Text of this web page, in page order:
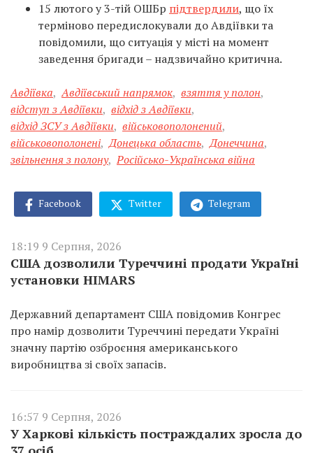
15 лютого у 3-тій ОШБр підтвердили, що їх
терміново передислокували до Авдіївки та
повідомили, що ситуація у місті на момент
заведення бригади – надзвичайно критична.
Авдіївка, Авдіївський напрямок, взяття у полон,
відступ з Авдіївки, відхід з Авдіївки,
відхід ЗСУ з Авдіївки, військовополонений,
військовополонені, Донецька область, Донеччина,
звільнення з полону, Російсько-Українська війна
Facebook Twitter Telegram
18:19 9 Серпня, 2026
США дозволили Туреччині продати Україні
установки HIMARS
Державний департамент США повідомив Конгрес
про намір дозволити Туреччині передати Україні
значну партію озброєння американського
виробництва зі своїх запасів.
16:57 9 Серпня, 2026
У Харкові кількість постраждалих зросла до